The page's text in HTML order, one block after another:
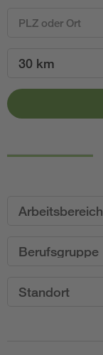
30 km
Arbeitsbereich
Berufsgruppe
Standort